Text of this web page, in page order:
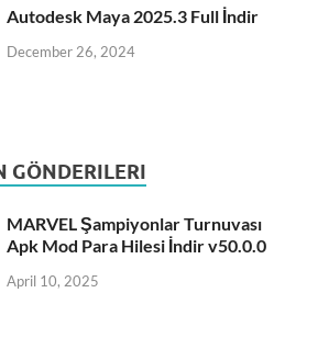
Autodesk Maya 2025.3 Full İndir
December 26, 2024
GÖNDERILERI
MARVEL Şampiyonlar Turnuvası
Apk Mod Para Hilesi İndir v50.0.0
April 10, 2025